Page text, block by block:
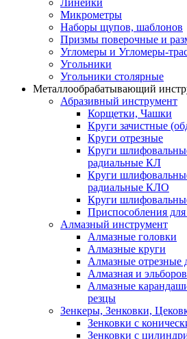
Линейки
Микрометры
Наборы щупов, шаблонов
Призмы поверочные и
Угломеры и Угломеры-
Угольники
Угольники столярные
Металлообрабатывающий
Абразивный инструмент
Корщетки, Чашки
Круги зачистные
Круги отрезные
Круги
радиальные КЛ
Круги
радиальные КЛО
Круги
Приспособления
Алмазный инструмент
Алмазные головки
Алмазные круги
Алмазные отрезные
Алмазная и
Алмазные
резцы
Зенкеры, Зенковки,
Зенковки с
Зенковки с